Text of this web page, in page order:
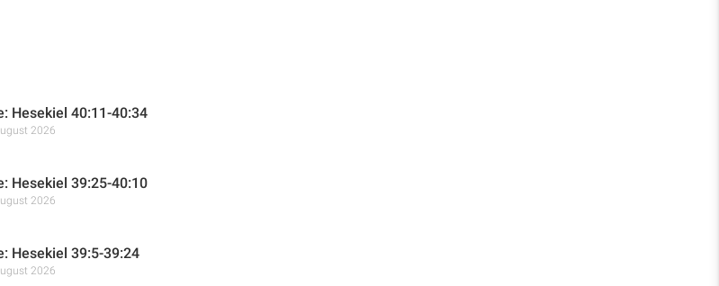
Hesekiel 40:11-40:34
2026
Hesekiel 39:25-40:10
2026
Hesekiel 39:5-39:24
2026